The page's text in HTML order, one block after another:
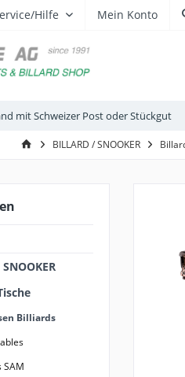
Hilfe Mein Konto
mit Schweizer Post oder Stückgut
BILLARD / SNOOKER
Billiards
SAM